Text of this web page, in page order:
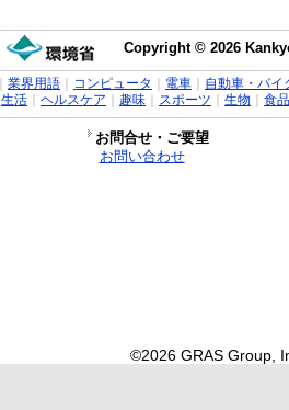
Copyright © 2026
業界用語｜ コンピュータ 電車｜ 自動車・バイ
生活｜ ヘルスケア 趣味｜ スポーツ 生物 食品
お問合せ・ご要望
お問い合わせ
©2026 GRAS Group,